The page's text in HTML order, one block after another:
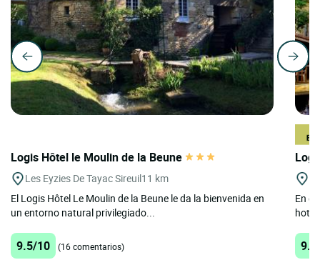
Logis Hôtel le Moulin de la Beune
Les Eyzies De Tayac Sireuil11 km
El Logis Hôtel Le Moulin de la Beune le da la bienvenida en
un entorno natural privilegiado...
9.5/10 (16 comentarios)
En el